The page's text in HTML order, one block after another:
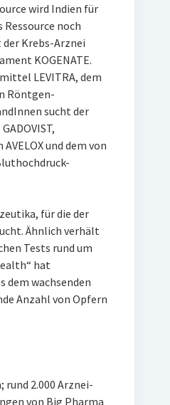
wird Indien für
noch
Krebs-Arznei
KOGENATE.
LEVITRA, dem
Röntgen-
sucht der
und dem von
für die der
Ähnlich verhält
Tests rund um
hat
wachsenden
Anzahl von Opfern
2.000 Arznei-
von Big Pharma